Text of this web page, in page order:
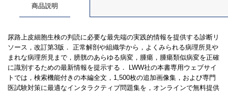
商品説明
尿路上皮細胞生検の判読に必要な最先端の実践的情報を提供する診断リ
ソース，改訂第3版． 正常解剖や組織学から，よくみられる病理所見や
まれな病理所見まで，膀胱のあらゆる病変，腫瘍，腫瘍類似病変を正確
に識別するための最新情報を提示する． LWW社の本書専用ウェブサイ
トでは，検索機能付きの本編全文，1,500枚の追加画像集，および専門
医試験対策に最適なインタラクティブ問題集を，オンラインで無料提供